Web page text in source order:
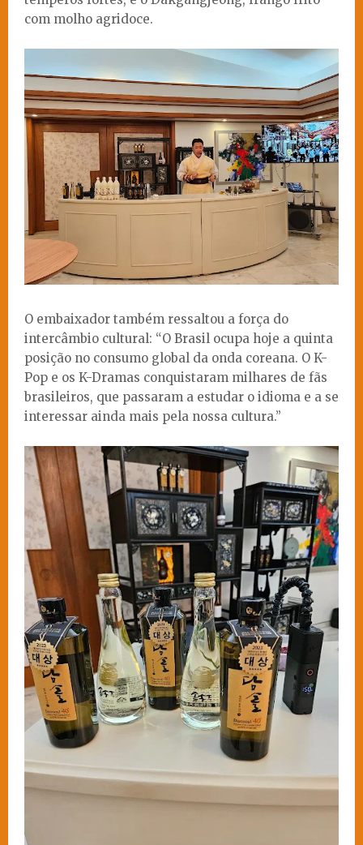
com molho agridoce.
O embaixador também ressaltou a força do
intercâmbio cultural: “O Brasil ocupa hoje a quinta
posição no consumo global da onda coreana. O K-
Pop e os K-Dramas conquistaram milhares de fãs
brasileiros, que passaram a estudar o idioma e a se
interessar ainda mais pela nossa cultura.”